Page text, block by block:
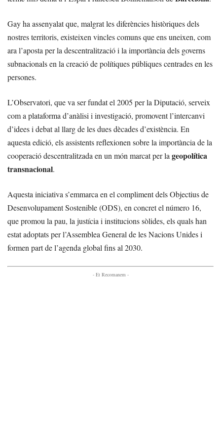
Gay ha assenyalat que, malgrat les diferències històriques dels
nostres territoris, existeixen vincles comuns que ens uneixen, com
ara l’aposta per la descentralització i la importància dels governs
subnacionals en la creació de polítiques públiques centrades en les
persones.
L’Observatori, que va ser fundat el 2005 per la Diputació, serveix
com a plataforma d’anàlisi i investigació, promovent l’intercanvi
d’idees i debat al llarg de les dues dècades d’existència. En
aquesta edició, els assistents reflexionen sobre la importància de la
cooperació descentralitzada en un món marcat per la geopolítica
transnacional.
Aquesta iniciativa s’emmarca en el compliment dels Objectius de
Desenvolupament Sostenible (ODS), en concret el número 16,
que promou la pau, la justícia i institucions sòlides, els quals han
estat adoptats per l’Assemblea General de les Nacions Unides i
formen part de l’agenda global fins al 2030.
- Et Recomanem -